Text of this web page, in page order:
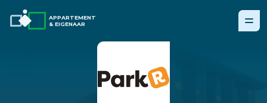
APPARTEMENT
& EIGENAAR